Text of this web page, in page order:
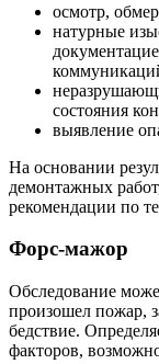
осмотр,
натурные
состояния
выявление
На основании
демонтажных
рекомендации по
Форс-мажор
Обследование
произошел пожар,
бедствие.
факторов,